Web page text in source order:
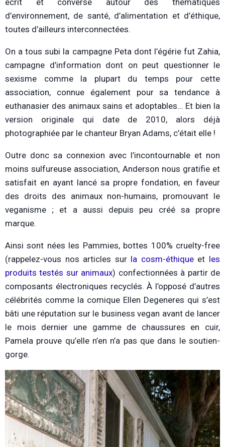
écrit et converse autour des thématiques
d’environnement, de santé, d’alimentation et d’éthique,
toutes d’ailleurs interconnectées.
On a tous subi la campagne Peta dont l’égérie fut Zahia,
campagne d’information dont on peut questionner le
sexisme comme la plupart du temps pour cette
association, connue également pour sa tendance à
euthanasier des animaux sains et adoptables… Et bien la
version originale qui date de 2010, alors déjà
photographiée par le chanteur Bryan Adams, c’était elle !
Outre donc sa connexion avec l’incontournable et non
moins sulfureuse association, Anderson nous gratifie et
satisfait en ayant lancé sa propre fondation, en faveur
des droits des animaux non-humains, promouvant le
veganisme ; et a aussi depuis peu créé sa propre
marque.
Ainsi sont nées les Pammies, bottes 100% cruelty-free
(rappelez-vous nos articles sur la cosm-éthiqueet les
produits testés sur animaux) confectionnées à partir de
composants électroniques recyclés. À l’opposé d’autres
célébrités comme la comique Ellen Degeneres qui s’est
bâti une réputation sur le business vegan avant de lancer
le mois dernier une gamme de chaussures en cuir,
Pamela prouve qu’elle n’en n’a pas que dans le soutien-
gorge.